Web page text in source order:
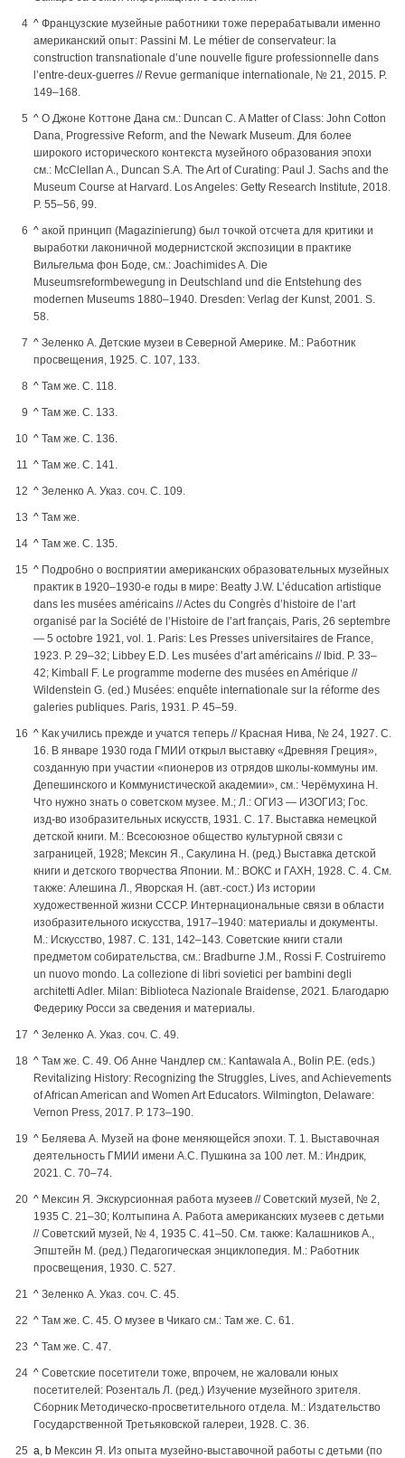
^ Французские музейные работники тоже перерабатывали именно
американский опыт: Passini M. Le métier de conservateur: la
construction transnationale d’une nouvelle figure professionnelle dans
l’entre-deux-guerres // Revue germanique internationale, № 21, 2015. P.
149–168.
^ О Джоне Коттоне Дана см.: Duncan С. A Matter of Class: John Cotton
Dana, Progressive Reform, and the Newark Museum. Для более
широкого исторического контекста музейного образования эпохи
см.: McClellan A., Duncan S.A. The Art of Curating: Paul J. Sachs and the
Museum Course at Harvard. Los Angeles: Getty Research Institute, 2018.
P. 55–56, 99.
^ акой принцип (Magazinierung) был точкой отсчета для критики и
выработки лаконичной модернистской экспозиции в практике
Вильгельма фон Боде, см.: Joachimides A. Die
Museumsreformbewegung in Deutschland und die Entstehung des
modernen Museums 1880–1940. Dresden: Verlag der Kunst, 2001. S.
58.
^ Зеленко А. Детские музеи в Северной Америке. М.: Работник
просвещения, 1925. С. 107, 133.
^ Там же. С. 118.
^ Там же. С. 133.
^ Там же. С. 136.
^ Там же. С. 141.
^ Зеленко А. Указ. соч. С. 109.
^ Там же.
^ Там же. С. 135.
^ Подробно о восприятии американских образовательных музейных
практик в 1920–1930‑е годы в мире: Beatty J.W. L’éducation artistique
dans les musées américains // Actes du Congrès d’histoire de l’art
organisé par la Société de l’Histoire de l’art français, Paris, 26 septembre
— 5 octobre 1921, vol. 1. Paris: Les Presses universitaires de France,
1923. P. 29–32; Libbey E.D. Les musées d’art américains // Ibid. P. 33–
42; Kimball F. Le programme moderne des musées en Amérique //
Wildenstein G. (ed.) Musées: enquête internationale sur la réforme des
galeries publiques. Paris, 1931. P. 45–59.
^ Как учились прежде и учатся теперь // Красная Нива, № 24, 1927. C.
16. В январе 1930 года ГМИИ открыл выставку «Древняя Греция»,
созданную при участии «пионеров из отрядов школы-коммуны им.
Депешинского и Коммунистической академии», см.: Черёмухина Н.
Что нужно знать о советском музее. М.; Л.: ОГИЗ — ИЗОГИЗ; Гос.
изд-во изобразительных искусств, 1931. С. 17. Выставка немецкой
детской книги. М.: Всесоюзное общество культурной связи с
заграницей, 1928; Мексин Я., Сакулина Н. (ред.) Выставка детской
книги и детского творчества Японии. М.: ВОКС и ГАХН, 1928. С. 4. См.
также: Алешина Л., Яворская Н. (авт.-сост.) Из истории
художественной жизни СССР. Интернациональные связи в области
изобразительного искусства, 1917–1940: материалы и документы.
М.: Искусство, 1987. С. 131, 142–143. Советские книги стали
предметом собирательства, см.: Bradburne J.M., Rossi F. Costruiremo
un nuovo mondo. La collezione di libri sovietici per bambini degli
architetti Adler. Milan: Biblioteca Nazionale Braidense, 2021. Благодарю
Федерику Росси за сведения и материалы.
^ Зеленко А. Указ. соч. С. 49.
^ Там же. С. 49. Об Анне Чандлер см.: Kantawala A., Bolin P.E. (eds.)
Revitalizing History: Recognizing the Struggles, Lives, and Achievements
of African American and Women Art Educators. Wilmington, Delaware:
Vernon Press, 2017. P. 173–190.
^ Беляева А. Музей на фоне меняющейся эпохи. Т. 1. Выставочная
деятельность ГМИИ имени А.С. Пушкина за 100 лет. М.: Индрик,
2021. С. 70–74.
^ Мексин Я. Экскурсионная работа музеев // Советский музей, № 2,
1935 С. 21–30; Колтыпина А. Работа американских музеев с детьми
// Советский музей, № 4, 1935 С. 41–50. См. также: Калашников А.,
Эпштейн М. (ред.) Педагогическая энциклопедия. М.: Работник
просвещения, 1930. С. 527.
^ Зеленко А. Указ. соч. С. 45.
^ Там же. С. 45. О музее в Чикаго см.: Там же. С. 61.
^ Там же. С. 47.
^ Советские посетители тоже, впрочем, не жаловали юных
посетителей: Розенталь Л. (ред.) Изучение музейного зрителя.
Сборник Методическо-просветительного отдела. М.: Издательство
Государственной Третьяковской галереи, 1928. С. 36.
a, b Мексин Я. Из опыта музейно-выставочной работы с детьми (по